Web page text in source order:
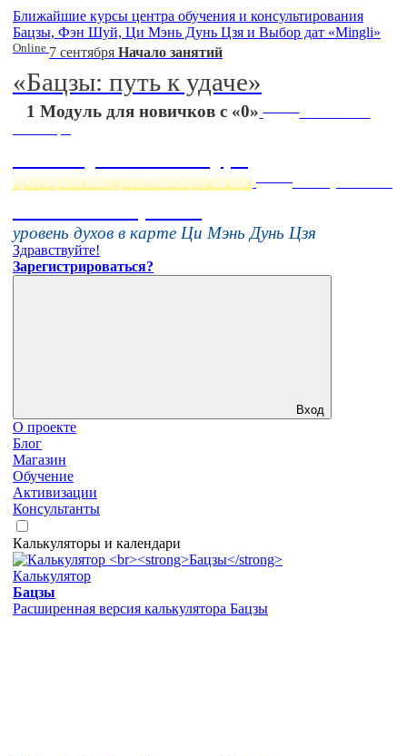
Ближайшие курсы центра обучения и консультирования
Бацзы, Фэн Шуй, Ци Мэнь Дунь Цзя и Выбор дат «Mingli»
Online 7 сентября Начало занятий
«Бацзы: путь к удаче»
1 Модуль для новичков с «0» Начало:
пространство, работающее на вас
уровень духов в карте Ци Мэнь Дунь Цзя
Здравствуйте!
Зарегистрироваться?
Вход
О проекте
Блог
Магазин
Обучение
Активизации
Консультанты
Калькуляторы и календари
Калькулятор
Бацзы
Расширенная версия калькулятора Бацзы